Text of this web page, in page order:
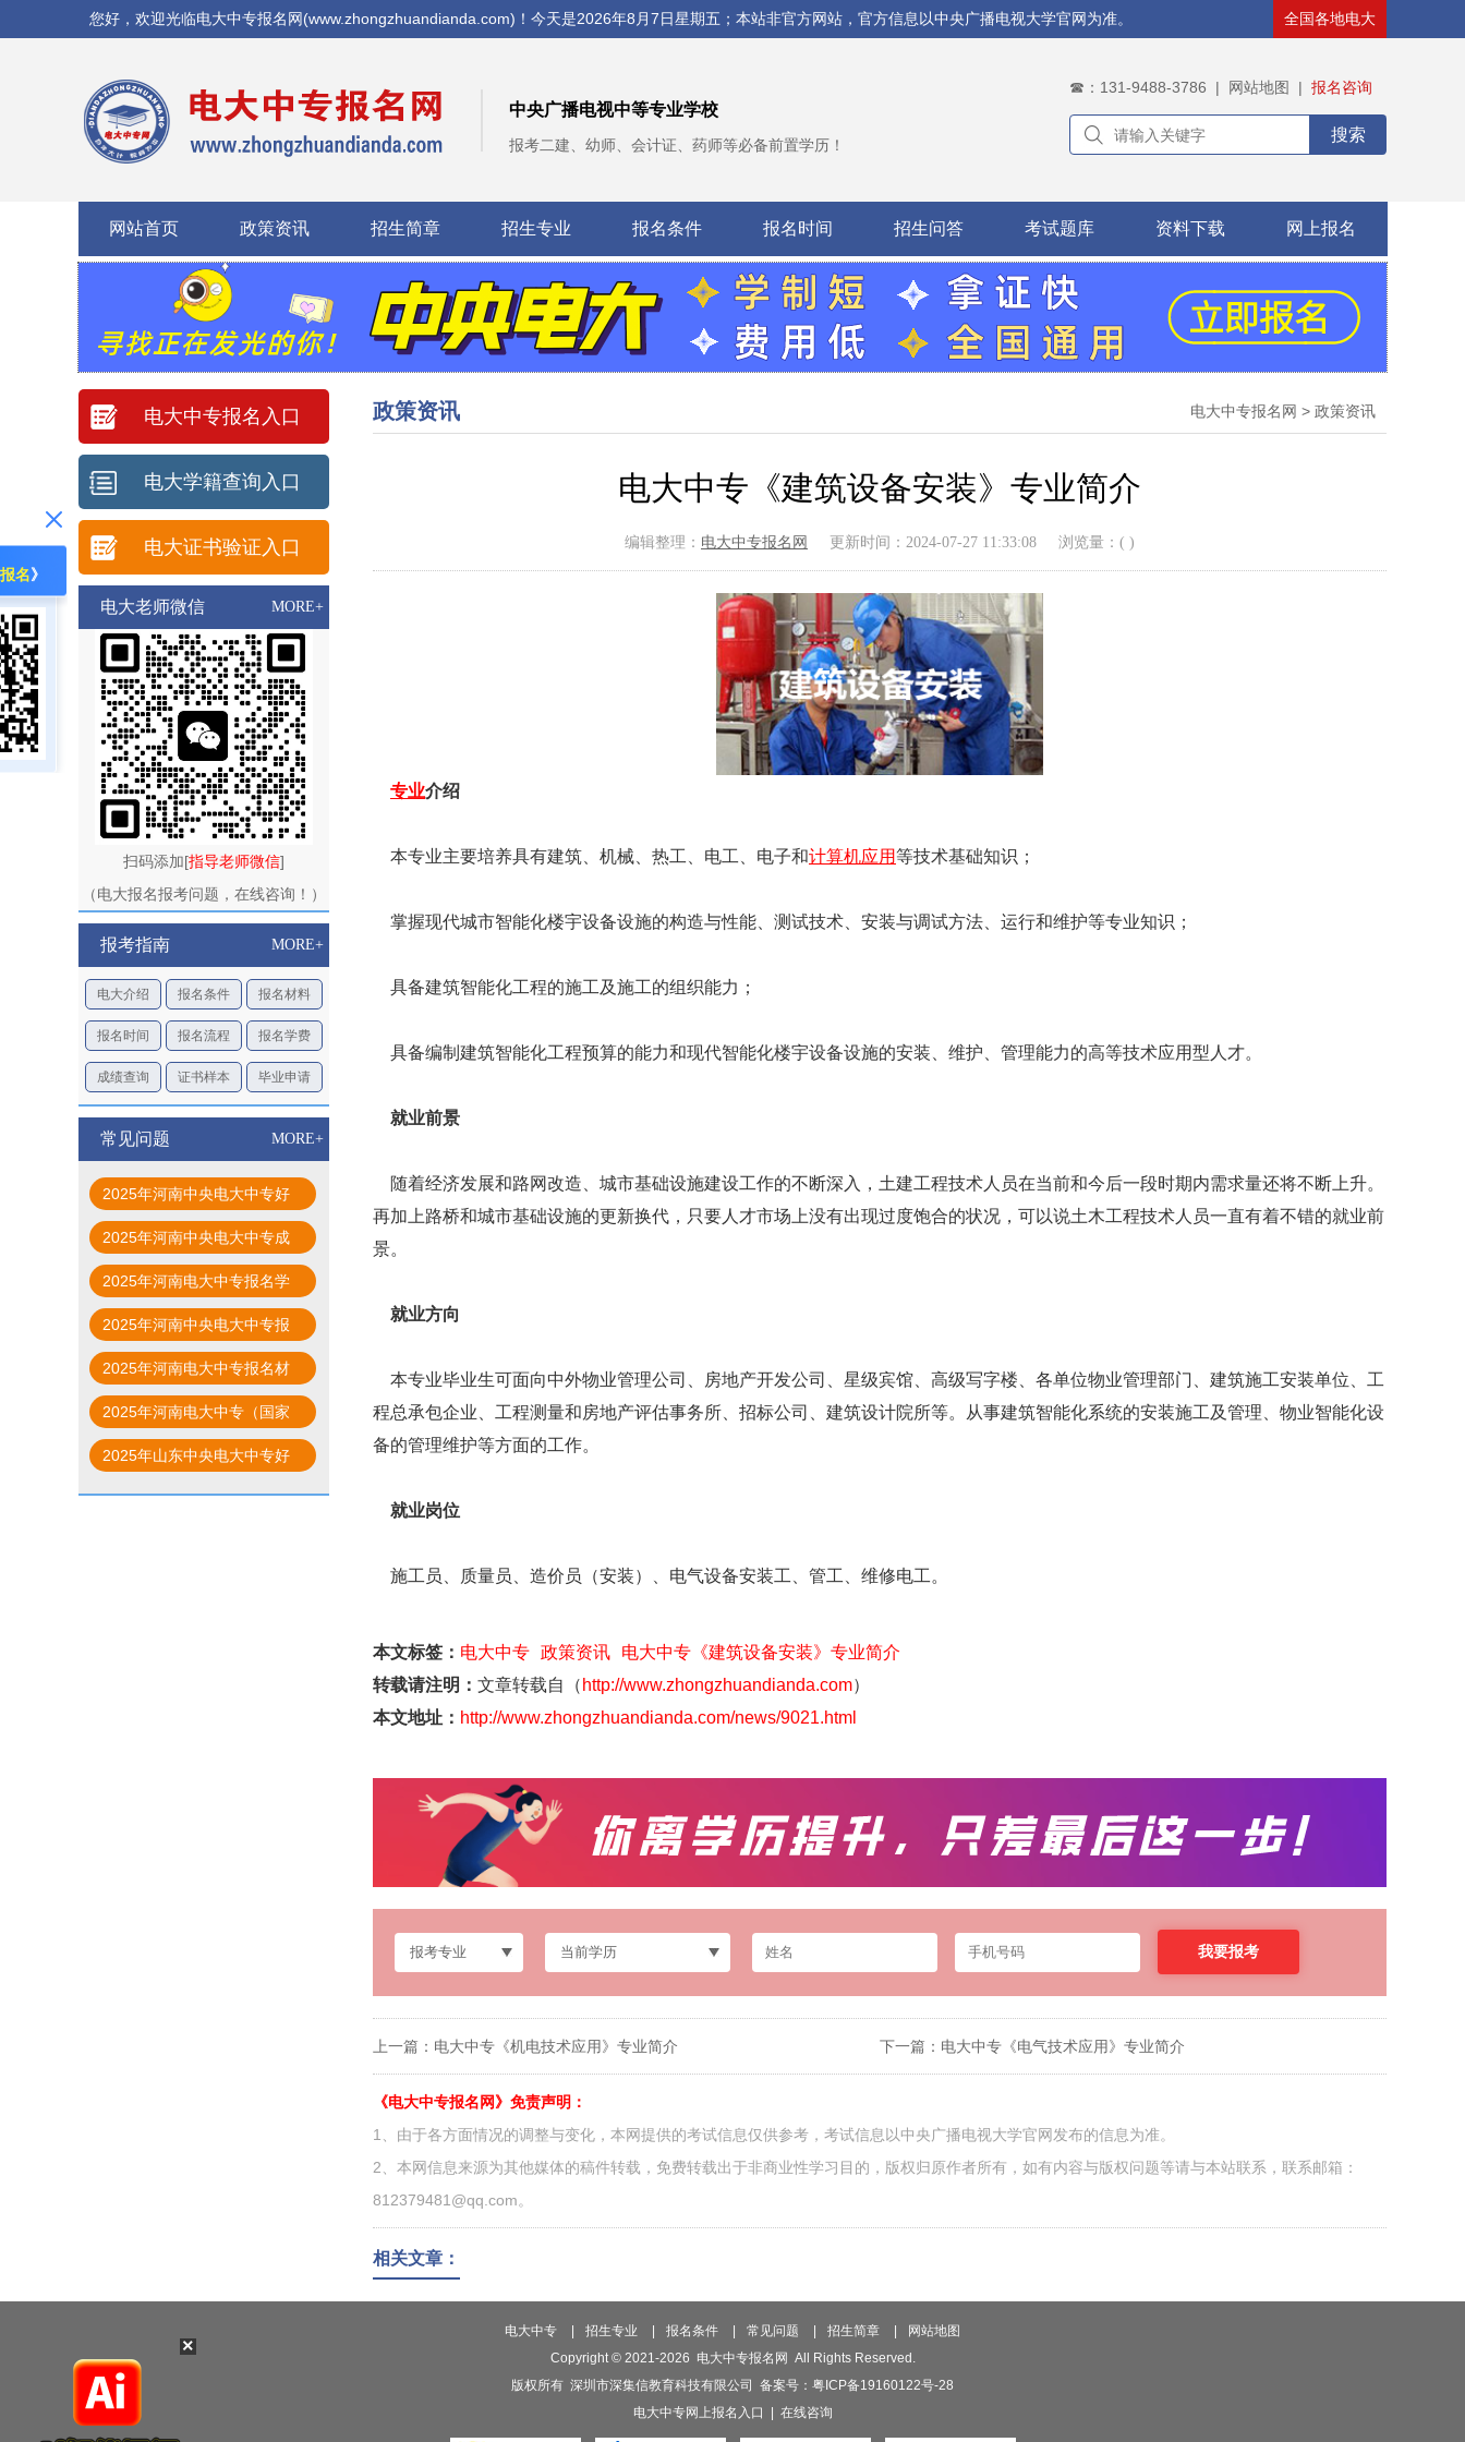
您好，欢迎光临电大中专报名网(www.zhongzhuandianda.com)！今天是2026年8月7日星期五；本站非官方网站，官方信息以中央广播电视大学官网为准。 全国各地电大
中央广播电视中等专业学校
报考二建、幼师、会计证、药师等必备前置学历！
☎：131-9488-3786 | 网站地图 | 报名咨询
搜索
网站首页 政策资讯 招生简章 招生专业 报名条件 报名时间 招生问答 考试题库 资料下载 网上报名
电大中专报名入口
电大学籍查询入口
电大证书验证入口
电大老师微信 MORE+
扫码添加[指导老师微信]
（电大报名报考问题，在线咨询！）
报考指南 MORE+
电大介绍 报名条件 报名材料
报名时间 报名流程 报名学费
成绩查询 证书样本 毕业申请
常见问题 MORE+
2025年河南中央电大中专好
毕业吗？
2025年河南中央电大中专成
绩查询时间
2025年河南电大中专报名学
费是多少？
2025年河南中央电大中专报
名时间是什么时候？
2025年河南电大中专报名材
料是什么？
2025年河南电大中专（国家
开放大学成人中专）报名流程
步骤
2025年山东中央电大中专好
电大中专报名网 > 政策资讯
政策资讯
电大中专《建筑设备安装》专业简介
编辑整理： 电大中专报名网 更新时间：2024-07-27 11:33:08 浏览量：( )
专业介绍
本专业主要培养具有建筑、机械、热工、电工、电子和计算机应用等技术基础知识；
掌握现代城市智能化楼宇设备设施的构造与性能、测试技术、安装与调试方法、运行和维护等专业知识；
具备建筑智能化工程的施工及施工的组织能力；
具备编制建筑智能化工程预算的能力和现代智能化楼宇设备设施的安装、维护、管理能力的高等技术应用型人才。
就业前景
随着经济发展和路网改造、城市基础设施建设工作的不断深入，土建工程技术人员在当前和今后一段时期内需求量还将不断上升。
再加上路桥和城市基础设施的更新换代，只要人才市场上没有出现过度饱合的状况，可以说土木工程技术人员一直有着不错的就业前
景。
就业方向
本专业毕业生可面向中外物业管理公司、房地产开发公司、星级宾馆、高级写字楼、各单位物业管理部门、建筑施工安装单位、工
程总承包企业、工程测量和房地产评估事务所、招标公司、建筑设计院所等。从事建筑智能化系统的安装施工及管理、物业智能化设
备的管理维护等方面的工作。
就业岗位
施工员、质量员、造价员（安装）、电气设备安装工、管工、维修电工。
本文标签： 电大中专 政策资讯
电大中专《建筑设备安装》专业简介
转载请注明： 文章转载自（ http://www.zhongzhuandianda.com）
本文地址： http://www.zhongzhuandianda.com/news/9021.html
上一篇： 电大中专《机电技术应用》专业简介 下一篇： 电大中专《电气技术应用》专业简介
《电大中专报名网》免责声明：
1、由于各方面情况的调整与变化，本网提供的考试信息仅供参考，考试信息以中央广播电视大学官网发布的信息为准。
2、本网信息来源为其他媒体的稿件转载，免费转载出于非商业性学习目的，版权归原作者所有，如有内容与版权问题等请与本站联系，联系邮箱：
812379481@qq.com。
相关文章：
电大中专 | 招生专业 | 报名条件 | 常见问题 | 招生简章 |
网站地图
Copyright © 2021-2026 电大中专报名网 All Rights Reserved.
版权所有 深圳市深集信教育科技有限公司 备案号： 粤ICP备19160122号-28
电大中专网上报名入口
| 在线咨询
名》
×